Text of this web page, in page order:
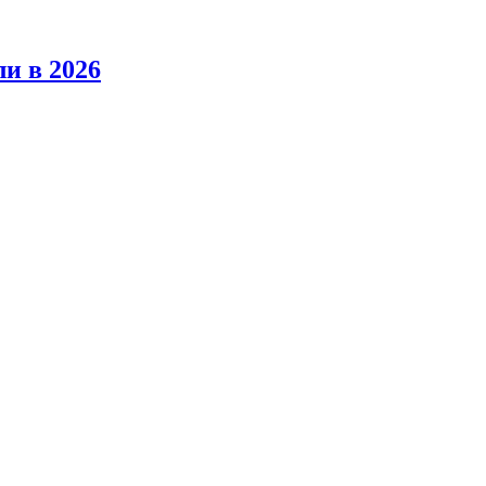
в 2026